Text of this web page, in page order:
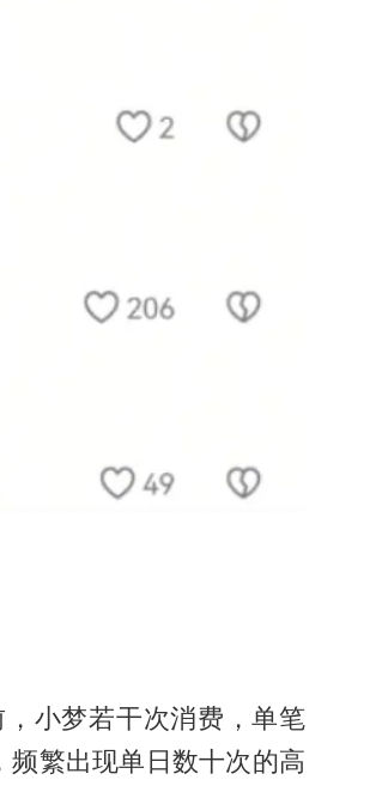
小梦若干次消费，单笔
频繁出现单日数十次的高